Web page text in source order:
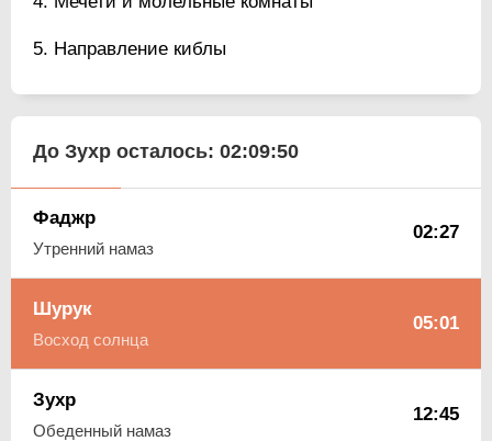
Направление киблы
До Зухр осталось: 02:09:49
Фаджр
Утренний намаз
02:27
Шурук
Восход солнца
05:01
Зухр
Обеденный намаз
12:45